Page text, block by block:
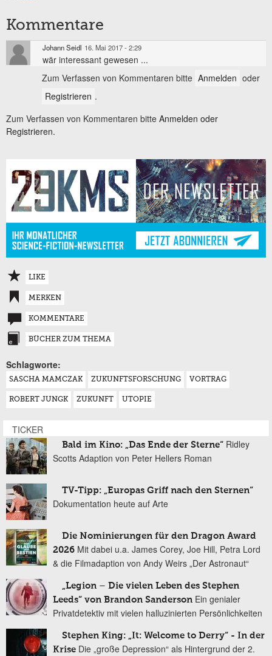
Kommentare
Johann Seidl 16. Mai 2017 - 2:29
wär interessant gewesen ...
Zum Verfassen von Kommentaren bitte Anmelden oder
Registrieren .
Zum Verfassen von Kommentaren bitte Anmelden oder
Registrieren.
LIKE
MERKEN
KOMMENTARE
BÜCHER ZUM THEMA
Schlagworte:
SASCHA MAMCZAK ZUKUNFTSFORSCHUNG VORTRAG
ROBERT JUNGK ZUKUNFT UTOPIE
TICKER
Bald im Kino: „Das Ende der Sterne“ Ridley
Scotts Adaption von Peter Hellers Roman
TV-Tipp: „Europas Griff nach den Sternen“
Dokumentation heute auf Arte
Die Nominierungen für den Dragon Award
2026 Mit dabei u.a. James Corey, Joe Hill, Petra Lord
& die Filmadaption von Andy Weirs „Der Astronaut“
„Legion – Die vielen Leben des Stephen
Leeds“ von Brandon Sanderson Ein genialer
Privatdetektiv mit vielen halluzinierten Persönlichkeiten
Stephen King: „It: Welcome to Derry“ - In der
Krise Die „große Depression“ als Hintergrund der 2.